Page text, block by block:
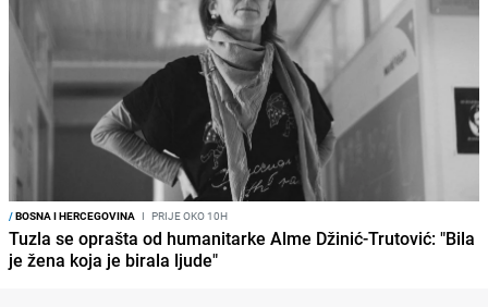
/BOSNA I HERCEGOVINA I PRIJE OKO 10H
Tuzla se oprašta od humanitarke Alme Džinić-Trutović: "Bila
je žena koja je birala ljude"